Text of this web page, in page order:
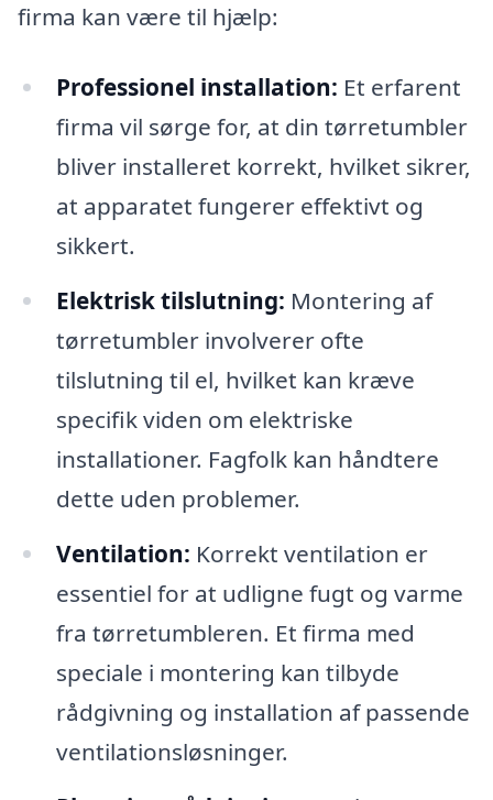
firma kan være til hjælp:
Professionel installation: Et erfarent
firma vil sørge for, at din tørretumbler
bliver installeret korrekt, hvilket sikrer,
at apparatet fungerer effektivt og
sikkert.
Elektrisk tilslutning: Montering af
tørretumbler involverer ofte
tilslutning til el, hvilket kan kræve
specifik viden om elektriske
installationer. Fagfolk kan håndtere
dette uden problemer.
Ventilation: Korrekt ventilation er
essentiel for at udligne fugt og varme
fra tørretumbleren. Et firma med
speciale i montering kan tilbyde
rådgivning og installation af passende
ventilationsløsninger.